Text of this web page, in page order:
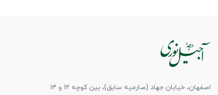
اصفهان، خیابان جهاد (صارمیه سابق)، بین کوچه ۱۲ و ۱۴